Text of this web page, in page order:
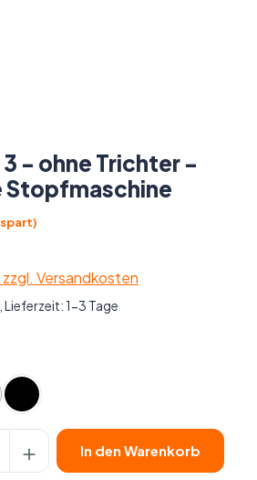
- ohne Trichter -
Versandkosten
1-3 Tage
Option ist zurzeit nicht verfügbar.)
Schwarz
Gib den gewünschten
In den Warenkorb